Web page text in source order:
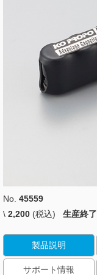
No. 45559
\ 2,200 (税込) 生産終了
製品説明
サポート情報